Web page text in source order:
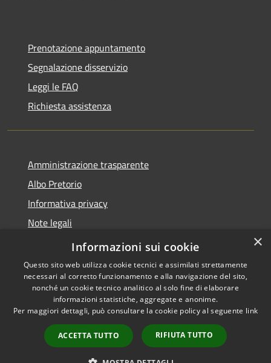
Prenotazione appuntamento
Segnalazione disservizio
Leggi le FAQ
Richiesta assistenza
Amministrazione trasparente
Albo Pretorio
Informativa privacy
Note legali
Dichiarazione di accessibilità
Accessibilità
Copyright © 2026 • Comune di
Loano • Powered by
Municipium•
Accesso
redazione
×
Informazioni sui cookie
Questo sito web utilizza cookie tecnici e assimilati strettamente
necessari al corretto funzionamento e alla navigazione del sito,
nonché un cookie tecnico analitico al solo fine di elaborare
informazioni statistiche, aggregate e anonime.
Per maggiori dettagli, può consultare la cookie policy al seguente link
ACCETTA TUTTO RIFIUTA TUTTO